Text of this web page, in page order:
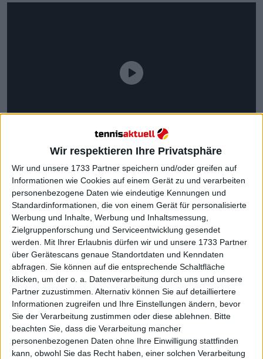
Wir respektieren Ihre Privatsphäre
Wir und unsere 1733 Partner speichern und/oder greifen auf
Informationen wie Cookies auf einem Gerät zu und verarbeiten
personenbezogene Daten wie eindeutige Kennungen und
Standardinformationen, die von einem Gerät für personalisierte
Werbung und Inhalte, Werbung und Inhaltsmessung,
Zielgruppenforschung und Serviceentwicklung gesendet
werden. Mit Ihrer Erlaubnis dürfen wir und unsere 1733 Partner
über Gerätescans genaue Standortdaten und Kenndaten
abfragen. Sie können auf die entsprechende Schaltfläche
klicken, um der o. a. Datenverarbeitung durch uns und unsere
Partner zuzustimmen. Alternativ können Sie auf detailliertere
Informationen zugreifen und Ihre Einstellungen ändern, bevor
Sie der Verarbeitung zustimmen oder diese ablehnen. Bitte
beachten Sie, dass die Verarbeitung mancher
personenbezogenen Daten ohne Ihre Einwilligung stattfinden
kann, obwohl Sie das Recht haben, einer solchen Verarbeitung
Die Australian Open sind immer ein spannendes
Ereignis. Es ist das ersteGrand Slam-Turnier des
Jahres, was bedeutet, dass alles passieren kann. Die
Spieler sind vielleicht noch nicht in Bestform, da es
noch früh in der Saison ist. Das öffnet die Tür für
große Umwälzungen. Ein deutliches Beispiel dafür
ist Michelsens 7:5, 3:6, 6:2, 6:4-Sieg überTsitsipas. Es
war eine der größten Überraschungen des
bisherigen Turniers. Für Michelsen war es zudem
der erste Sieg gegen einen Top-20-Spieler bei einem